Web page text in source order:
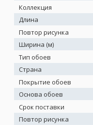
Коллекция
Длина
Повтор рисунка
Ширина (м)
Тип обоев
Страна
Покрытие обоев
Основа обоев
Срок поставки
Повтор рисунка